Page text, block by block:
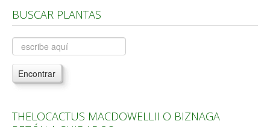
Árboles, Cicas y Palmeras de la G a la Z
Plantas Anuales y Perennes
Plantas Bulbosas y Acuáticas
Plantas de Interior
Plantas Aromáticas y de Huerto
BUSCAR PLANTAS
Encontrar
THELOCACTUS MACDOWELLII O BIZNAGA